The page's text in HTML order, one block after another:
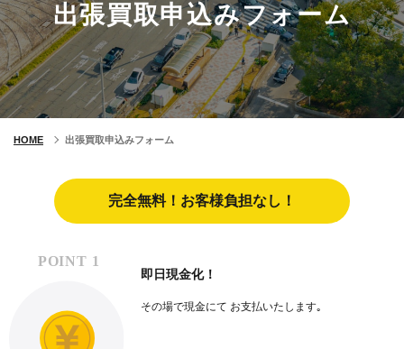
出張買取申込みフォーム
HOME 出張買取申込みフォーム
完全無料！お客様負担なし！
即日現金化！
その場で現金にて お支払いたします｡